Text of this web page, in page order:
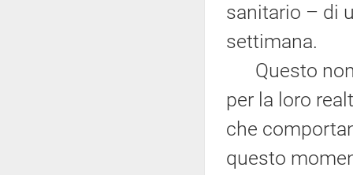
sanitario – di
settimana.
Questo non
per la loro
che
questo